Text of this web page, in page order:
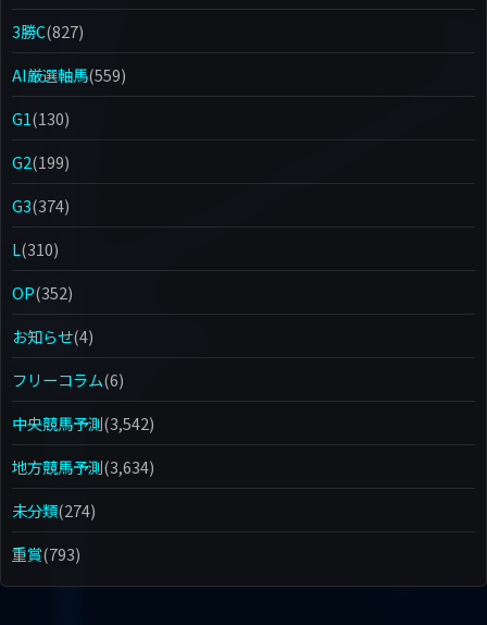
3勝C(827)
AI厳選軸馬(559)
G1(130)
G2(199)
G3(374)
L(310)
OP(352)
お知らせ(4)
フリーコラム(6)
中央競馬予測(3,542)
地方競馬予測(3,634)
未分類(274)
重賞(793)